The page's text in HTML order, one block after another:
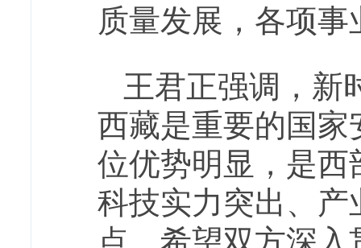
质量发展，各项
王君正强调，新
西藏是重要的国
位优势明显，是
科技实力突出、